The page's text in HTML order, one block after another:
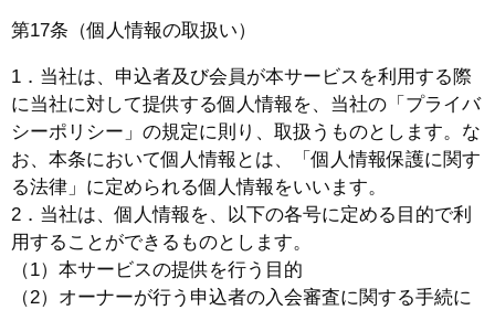
第17条（個人情報の取扱い）
1．当社は、申込者及び会員が本サービスを利用する際
に当社に対して提供する個人情報を、当社の「プライバ
シーポリシー」の規定に則り、取扱うものとします。な
お、本条において個人情報とは、「個人情報保護に関す
る法律」に定められる個人情報をいいます。
2．当社は、個人情報を、以下の各号に定める目的で利
用することができるものとします。
（1）本サービスの提供を行う目的
（2）オーナーが行う申込者の入会審査に関する手続に